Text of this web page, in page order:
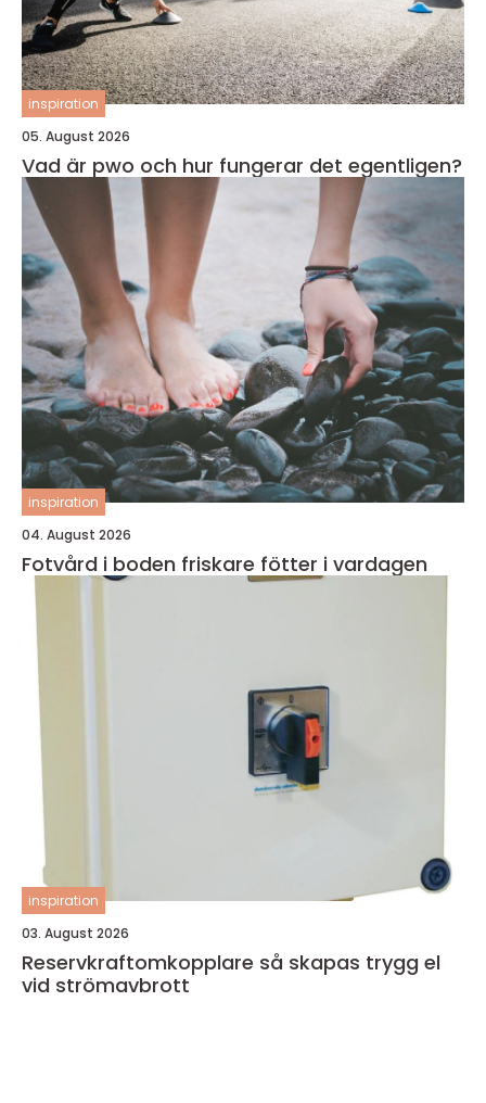
inspiration
05. August 2026
Vad är pwo och hur fungerar det egentligen?
inspiration
04. August 2026
Fotvård i boden friskare fötter i vardagen
inspiration
03. August 2026
Reservkraftomkopplare så skapas trygg el
vid strömavbrott